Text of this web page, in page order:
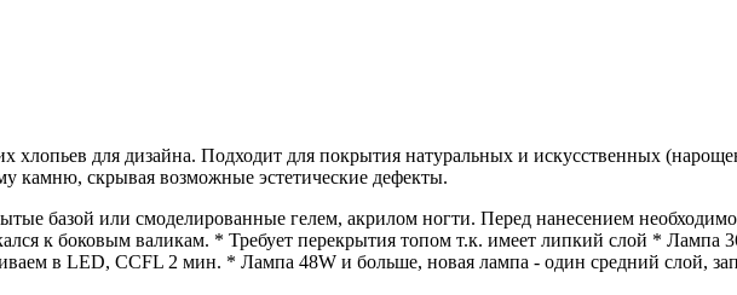
хлопьев для дизайна. Подходит для покрытия натуральных и искусственных
камню, скрывая возможные эстетические дефекты.
или смоделированные гелем, акрилом ногти. Перед нанесением необходимо
к боковым валикам. * Требует перекрытия топом т.к. имеет липкий слой * Лампа
в LED, CCFL 2 мин. * Лампа 48W и больше, новая лампа - один средний слой,